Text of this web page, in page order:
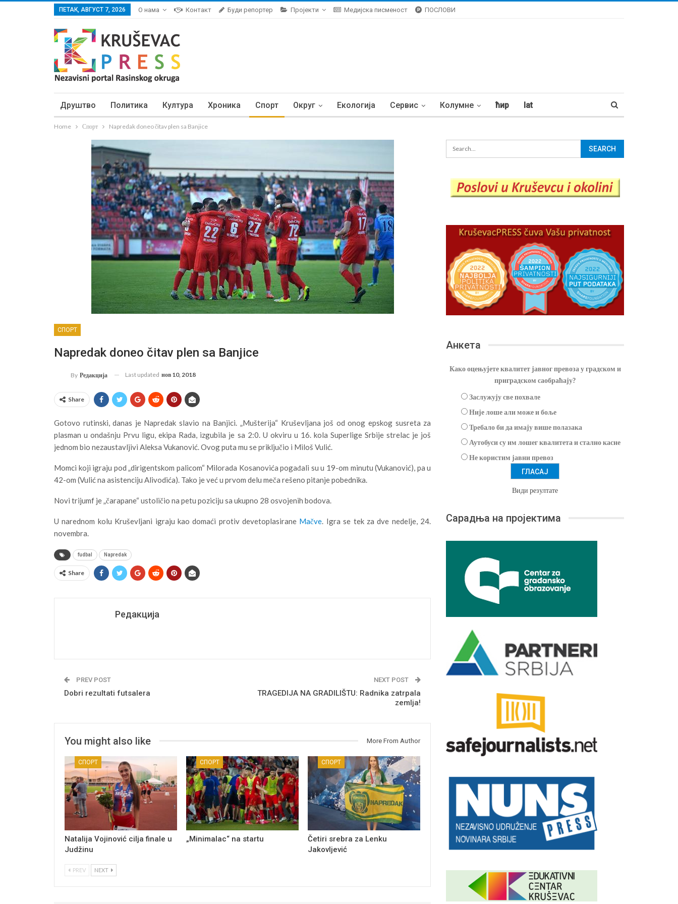
ПЕТАК, АВГУСТ 7, 2026 О нама Контакт Буди репортер Пројекти Медијска писменост ПОСЛОВИ
Друштво Политика Култура Хроника Спорт Округ Екологија Сервис Колумне ћир lat
Home Спорт Napredak doneo čitav plen sa Banjice
СПОРТ
Napredak doneo čitav plen sa Banjice
By Редакција Last updated нов 10, 2018
Share
Gotovo rutinski, danas je Napredak slavio na Banjici. „Mušterija“ Kruševljana još od onog epskog susreta za
plasman u ondašnju Prvu ligu, ekipa Rada, izgubila je sa 2:0. U okviru u 16. kola Superlige Srbije strelac je još
jednom bio nezaustavljivi Aleksa Vukanović. Ovog puta mu se priključio i Miloš Vulić.
Momci koji igraju pod „dirigentskom palicom“ Milorada Kosanovića pogađali su u 19-om minutu (Vukanović), pa u
42-om (Vulić na asistenciju Alivodića). Tako je već u prvom delu meča rešeno pitanje pobednika.
Novi trijumf je „čarapane“ ustoličio na petu poziciju sa ukupno 28 osvojenih bodova.
U narednom kolu Kruševljani igraju kao domaći protiv devetoplasirane Mačve. Igra se tek za dve nedelje, 24.
novembra.
fudbal Napredak
Share
Редакција
PREV POST
Dobri rezultati futsalera
NEXT POST
TRAGEDIJA NA GRADILIŠTU: Radnika zatrpala
zemlja!
You might also like More From Author
СПОРТ
Natalija Vojinović cilja finale u
Judžinu
СПОРТ
„Minimalac“ na startu
СПОРТ
Četiri srebra za Lenku
Jakovljević
PREV NEXT
Анкета
Како оцењујете квалитет јавног превоза у градском и
приградском саобраћају?
Заслужују све похвале
Није лоше али може и боље
Требало би да имају више полазака
Аутобуси су им лошег квалитета и стално касне
Не користим јавни превоз
Види резултате
Сарадња на пројектима